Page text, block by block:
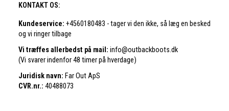
KONTAKT OS:
Kundeservice: +4560180483 - tager vi den ikke, så læg en besked
og vi ringer tilbage
Vi træffes allerbedst på mail: info@outbackboots.dk
(Vi svarer indenfor 48 timer på hverdage)
Juridisk navn: Far Out ApS
CVR.nr.: 40488073